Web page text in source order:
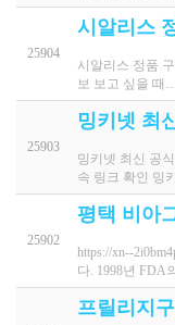
25904
시알리스
시알리스 정품
보 보고 싶을 때
25903
밍키넷 최
밍키넷 최신 공
속 링크 확인 밍
25902
평택 비아
https://xn--
다. 1998년 FDA
프릴리지